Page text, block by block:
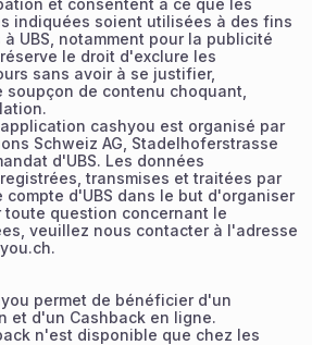
et consentent à ce que les
indiquées soient utilisées à des fins
UBS, notamment pour la publicité
le droit d'exclure les
sans avoir à se justifier,
soupçon de contenu choquant,
cashyou est organisé par
Schweiz AG, Stadelhoferstrasse
d'UBS. Les données
transmises et traitées par
d'UBS dans le but d'organiser
toute question concernant le
veuillez nous contacter à l'adresse
.
permet de bénéficier d'un
et d'un Cashback en ligne.
n'est disponible que chez les